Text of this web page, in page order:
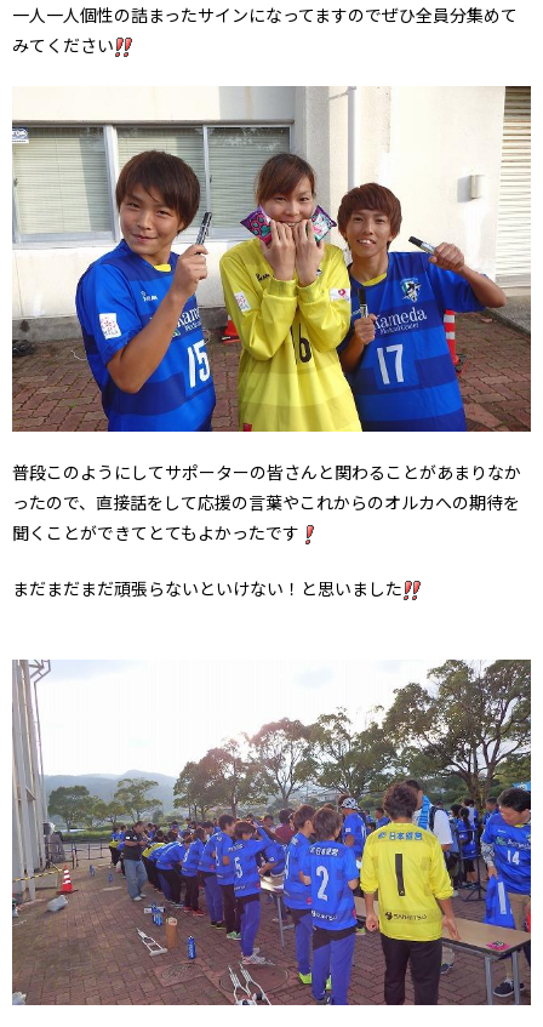
一人一人個性の詰まったサインになってますのでぜひ全員分集めて
みてください
普段このようにしてサポーターの皆さんと関わることがあまりなか
ったので、直接話をして応援の言葉やこれからのオルカへの期待を
聞くことができてとてもよかったです
まだまだまだ頑張らないといけない！と思いました